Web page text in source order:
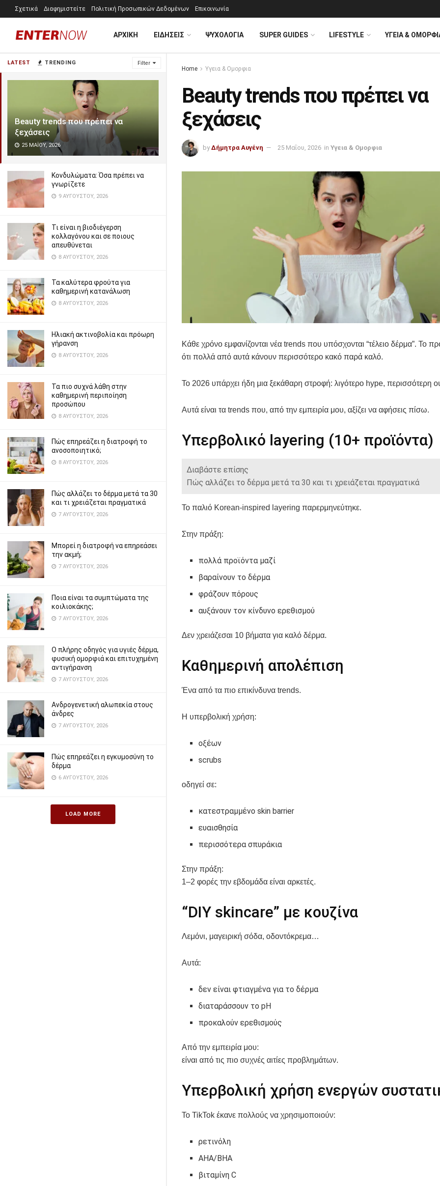
LATEST TRENDING Filter
Beauty trends που πρέπει να
ξεχάσεις
25 ΜΑΪ́ΟΥ, 2026
Κονδυλώματα: Όσα πρέπει να
γνωρίζετε
9 ΑΥΓΟΎΣΤΟΥ, 2026
Τι είναι η βιοδιέγερση
κολλαγόνου και σε ποιους
απευθύνεται
8 ΑΥΓΟΎΣΤΟΥ, 2026
Τα καλύτερα φρούτα για
καθημερινή κατανάλωση
8 ΑΥΓΟΎΣΤΟΥ, 2026
Ηλιακή ακτινοβολία και πρόωρη
γήρανση
8 ΑΥΓΟΎΣΤΟΥ, 2026
Τα πιο συχνά λάθη στην
καθημερινή περιποίηση
προσώπου
8 ΑΥΓΟΎΣΤΟΥ, 2026
Πώς επηρεάζει η διατροφή το
ανοσοποιητικό;
8 ΑΥΓΟΎΣΤΟΥ, 2026
Πώς αλλάζει το δέρμα μετά τα 30
και τι χρειάζεται πραγματικά
7 ΑΥΓΟΎΣΤΟΥ, 2026
Μπορεί η διατροφή να επηρεάσει
την ακμή;
7 ΑΥΓΟΎΣΤΟΥ, 2026
Ποια είναι τα συμπτώματα της
κοιλιοκάκης;
7 ΑΥΓΟΎΣΤΟΥ, 2026
Ο πλήρης οδηγός για υγιές δέρμα,
φυσική ομορφιά και επιτυχημένη
αντιγήρανση
7 ΑΥΓΟΎΣΤΟΥ, 2026
Ανδρογενετική αλωπεκία στους
άνδρες
7 ΑΥΓΟΎΣΤΟΥ, 2026
Πώς επηρεάζει η εγκυμοσύνη το
δέρμα
6 ΑΥΓΟΎΣΤΟΥ, 2026
LOAD MORE
Σχετικά Διαφημιστείτε Πολιτική Προσωπικών Δεδομένων Επικοινωνία
ΑΡΧΙΚΗ ΕΙΔΗΣΕΙΣ ΨΥΧΟΛΟΓΊΑ SUPER GUIDES LIFESTYLE ΥΓΕΙΑ &
Home Υγεια & Ομορφια
Beauty trends που πρέπει να
ξεχάσεις
by Δήμητρα Αυγένη 25 Μαΐου, 2026 in Υγεια & Ομορφια
Κάθε χρόνο εμφανίζονται νέα trends που υπόσχονται “τέλειο δέρμα”. Το
ότι πολλά από αυτά κάνουν περισσότερο κακό παρά καλό.
Το 2026 υπάρχει ήδη μια ξεκάθαρη στροφή: λιγότερο hype, περισσότερη
Αυτά είναι τα trends που, από την εμπειρία μου, αξίζει να αφήσεις πίσω.
Υπερβολικό layering (10+ προϊόντα)
Διαβάστε επίσης
Πώς αλλάζει το δέρμα μετά τα 30 και τι χρειάζεται πραγματικά
Το παλιό Korean-inspired layering παρερμηνεύτηκε.
Στην πράξη:
πολλά προϊόντα μαζί
βαραίνουν το δέρμα
φράζουν πόρους
αυξάνουν τον κίνδυνο ερεθισμού
Δεν χρειάζεσαι 10 βήματα για καλό δέρμα.
Καθημερινή απολέπιση
Ένα από τα πιο επικίνδυνα trends.
Η υπερβολική χρήση:
οξέων
scrubs
οδηγεί σε:
κατεστραμμένο skin barrier
ευαισθησία
περισσότερα σπυράκια
Στην πράξη:
1–2 φορές την εβδομάδα είναι αρκετές.
“DIY skincare” με κουζίνα
Λεμόνι, μαγειρική σόδα, οδοντόκρεμα…
Αυτά:
δεν είναι φτιαγμένα για το δέρμα
διαταράσσουν το pH
προκαλούν ερεθισμούς
Από την εμπειρία μου:
είναι από τις πιο συχνές αιτίες προβλημάτων.
Υπερβολική χρήση ενεργών
Το TikTok έκανε πολλούς να χρησιμοποιούν:
ρετινόλη
AHA/BHA
βιταμίνη C